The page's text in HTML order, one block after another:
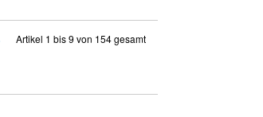
Artikel 1 bis 9 von 154 gesamt